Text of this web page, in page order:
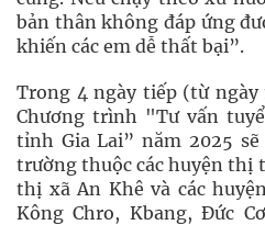
bản thân không đáp ứng
khiến các em dễ thất bại”.
Trong 4 ngày tiếp (từ ngày
Chương trình "Tư vấn
tỉnh Gia Lai” năm 2025
trường thuộc các huyện thị
thị xã An Khê và các
Kông Chro, Kbang, Đức